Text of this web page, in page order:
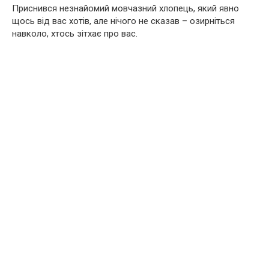
Приснився незнайомий мовчазний хлопець, який явно
щось від вас хотів, але нічого не сказав – озирніться
навколо, хтось зітхає про вас.